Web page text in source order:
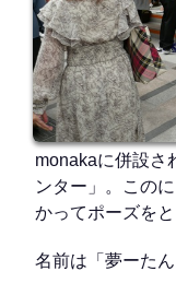
monakaに併設さ
ンター」。この
かってポーズを
名前は「夢ーた